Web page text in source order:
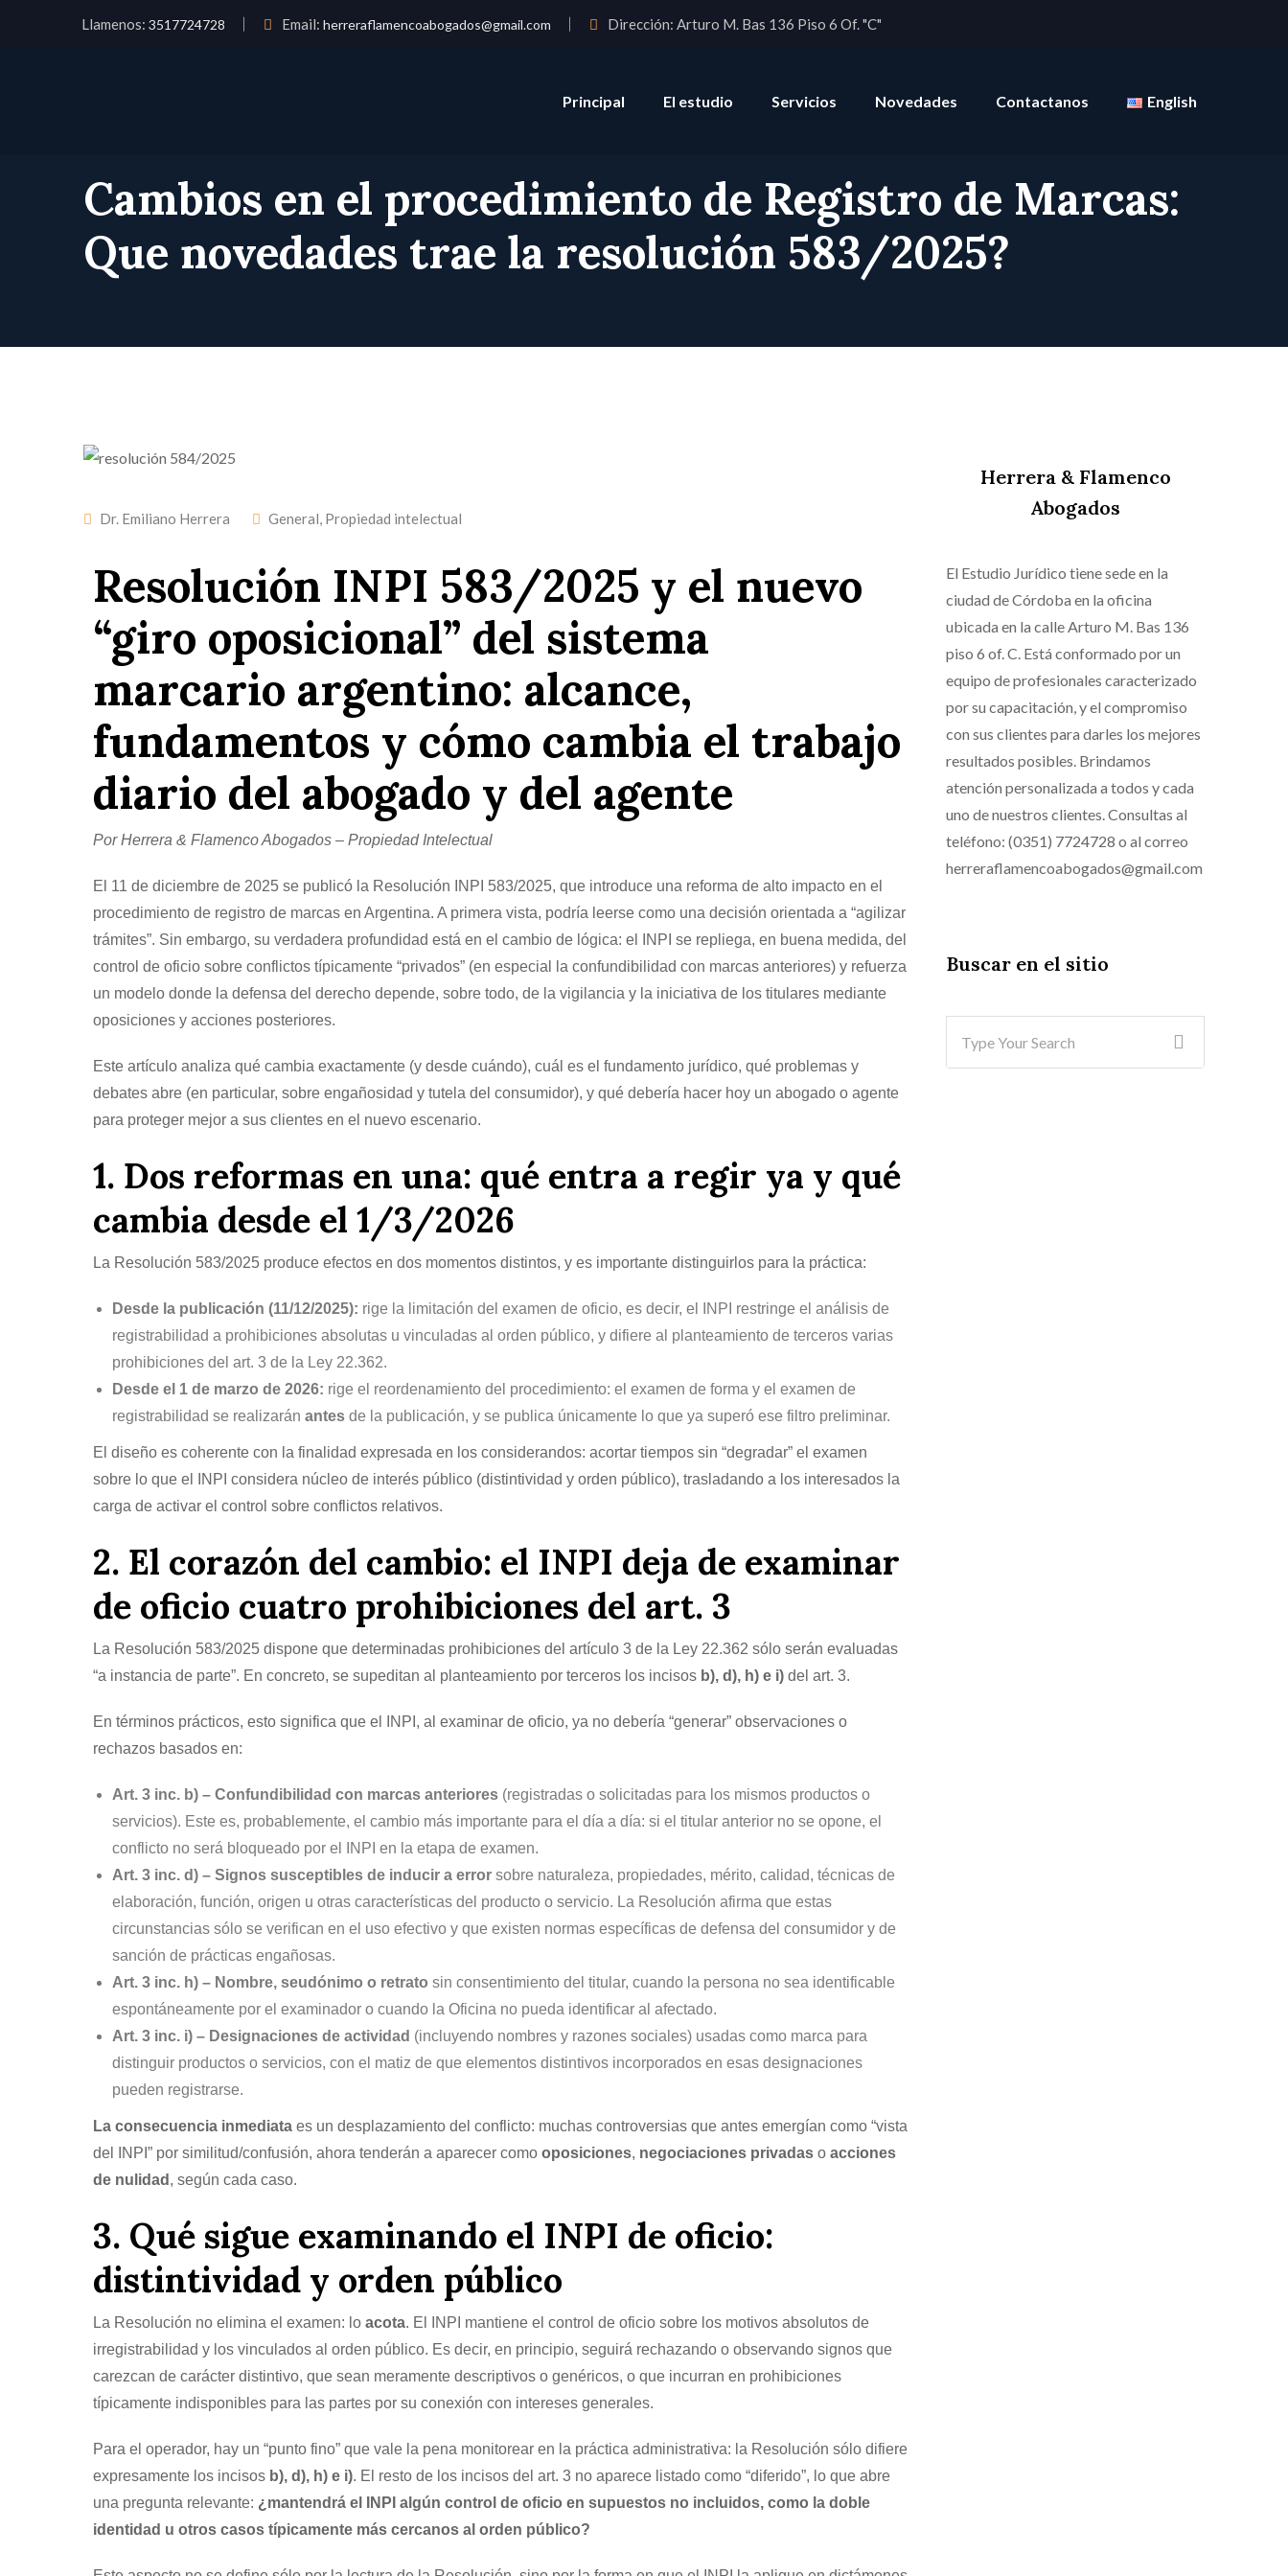
Llamenos: 3517724728 Email: herreraflamencoabogados@gmail.com Dirección: Arturo M. Bas 136 Piso 6 Of. "C"
Principal El estudio Servicios Novedades Contactanos English
Cambios en el procedimiento de Registro de Marcas:
Que novedades trae la resolución 583/2025?
Dr. Emiliano Herrera General, Propiedad intelectual
Resolución INPI 583/2025 y el nuevo
“giro oposicional” del sistema
marcario argentino: alcance,
fundamentos y cómo cambia el trabajo
diario del abogado y del agente
Por Herrera & Flamenco Abogados – Propiedad Intelectual
El 11 de diciembre de 2025 se publicó la Resolución INPI 583/2025, que introduce una reforma de alto impacto en el
procedimiento de registro de marcas en Argentina. A primera vista, podría leerse como una decisión orientada a “agilizar
trámites”. Sin embargo, su verdadera profundidad está en el cambio de lógica: el INPI se repliega, en buena medida, del
control de oficio sobre conflictos típicamente “privados” (en especial la confundibilidad con marcas anteriores) y refuerza
un modelo donde la defensa del derecho depende, sobre todo, de la vigilancia y la iniciativa de los titulares mediante
oposiciones y acciones posteriores.
Este artículo analiza qué cambia exactamente (y desde cuándo), cuál es el fundamento jurídico, qué problemas y
debates abre (en particular, sobre engañosidad y tutela del consumidor), y qué debería hacer hoy un abogado o agente
para proteger mejor a sus clientes en el nuevo escenario.
1. Dos reformas en una: qué entra a regir ya y qué
cambia desde el 1/3/2026
La Resolución 583/2025 produce efectos en dos momentos distintos, y es importante distinguirlos para la práctica:
Desde la publicación (11/12/2025): rige la limitación del examen de oficio, es decir, el INPI restringe el análisis de
registrabilidad a prohibiciones absolutas u vinculadas al orden público, y difiere al planteamiento de terceros varias
prohibiciones del art. 3 de la Ley 22.362.
Desde el 1 de marzo de 2026: rige el reordenamiento del procedimiento: el examen de forma y el examen de
registrabilidad se realizarán antes de la publicación, y se publica únicamente lo que ya superó ese filtro preliminar.
El diseño es coherente con la finalidad expresada en los considerandos: acortar tiempos sin “degradar” el examen
sobre lo que el INPI considera núcleo de interés público (distintividad y orden público), trasladando a los interesados la
carga de activar el control sobre conflictos relativos.
2. El corazón del cambio: el INPI deja de examinar
de oficio cuatro prohibiciones del art. 3
La Resolución 583/2025 dispone que determinadas prohibiciones del artículo 3 de la Ley 22.362 sólo serán evaluadas
“a instancia de parte”. En concreto, se supeditan al planteamiento por terceros los incisos b), d), h) e i) del art. 3.
En términos prácticos, esto significa que el INPI, al examinar de oficio, ya no debería “generar” observaciones o
rechazos basados en:
Art. 3 inc. b) – Confundibilidad con marcas anteriores (registradas o solicitadas para los mismos productos o
servicios). Este es, probablemente, el cambio más importante para el día a día: si el titular anterior no se opone, el
conflicto no será bloqueado por el INPI en la etapa de examen.
Art. 3 inc. d) – Signos susceptibles de inducir a error sobre naturaleza, propiedades, mérito, calidad, técnicas de
elaboración, función, origen u otras características del producto o servicio. La Resolución afirma que estas
circunstancias sólo se verifican en el uso efectivo y que existen normas específicas de defensa del consumidor y de
sanción de prácticas engañosas.
Art. 3 inc. h) – Nombre, seudónimo o retrato sin consentimiento del titular, cuando la persona no sea identificable
espontáneamente por el examinador o cuando la Oficina no pueda identificar al afectado.
Art. 3 inc. i) – Designaciones de actividad (incluyendo nombres y razones sociales) usadas como marca para
distinguir productos o servicios, con el matiz de que elementos distintivos incorporados en esas designaciones
pueden registrarse.
La consecuencia inmediata es un desplazamiento del conflicto: muchas controversias que antes emergían como “vista
del INPI” por similitud/confusión, ahora tenderán a aparecer como oposiciones, negociaciones privadas o acciones
de nulidad , según cada caso.
3. Qué sigue examinando el INPI de oficio:
distintividad y orden público
La Resolución no elimina el examen: lo acota. El INPI mantiene el control de oficio sobre los motivos absolutos de
irregistrabilidad y los vinculados al orden público. Es decir, en principio, seguirá rechazando o observando signos que
carezcan de carácter distintivo, que sean meramente descriptivos o genéricos, o que incurran en prohibiciones
típicamente indisponibles para las partes por su conexión con intereses generales.
Para el operador, hay un “punto fino” que vale la pena monitorear en la práctica administrativa: la Resolución sólo difiere
expresamente los incisos b), d), h) e i). El resto de los incisos del art. 3 no aparece listado como “diferido”, lo que abre
una pregunta relevante: ¿mantendrá el INPI algún control de oficio en supuestos no incluidos, como la doble
identidad u otros casos típicamente más cercanos al orden público?
Herrera & Flamenco
Abogados
El Estudio Jurídico tiene sede en la
ciudad de Córdoba en la oficina
ubicada en la calle Arturo M. Bas 136
piso 6 of. C. Está conformado por un
equipo de profesionales caracterizado
por su capacitación, y el compromiso
con sus clientes para darles los mejores
resultados posibles. Brindamos
atención personalizada a todos y cada
uno de nuestros clientes. Consultas al
teléfono: (0351) 7724728 o al correo
herreraflamencoabogados@gmail.com
Buscar en el sitio